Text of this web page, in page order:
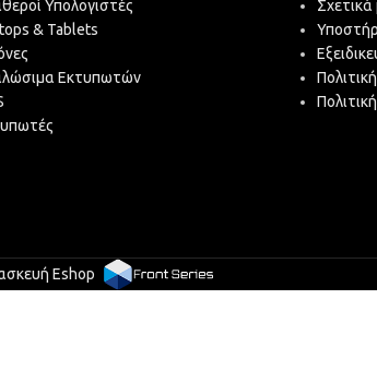
Υπολογιστές
& Tablets
Εκτυπωτών
Σχετικά
Eshop